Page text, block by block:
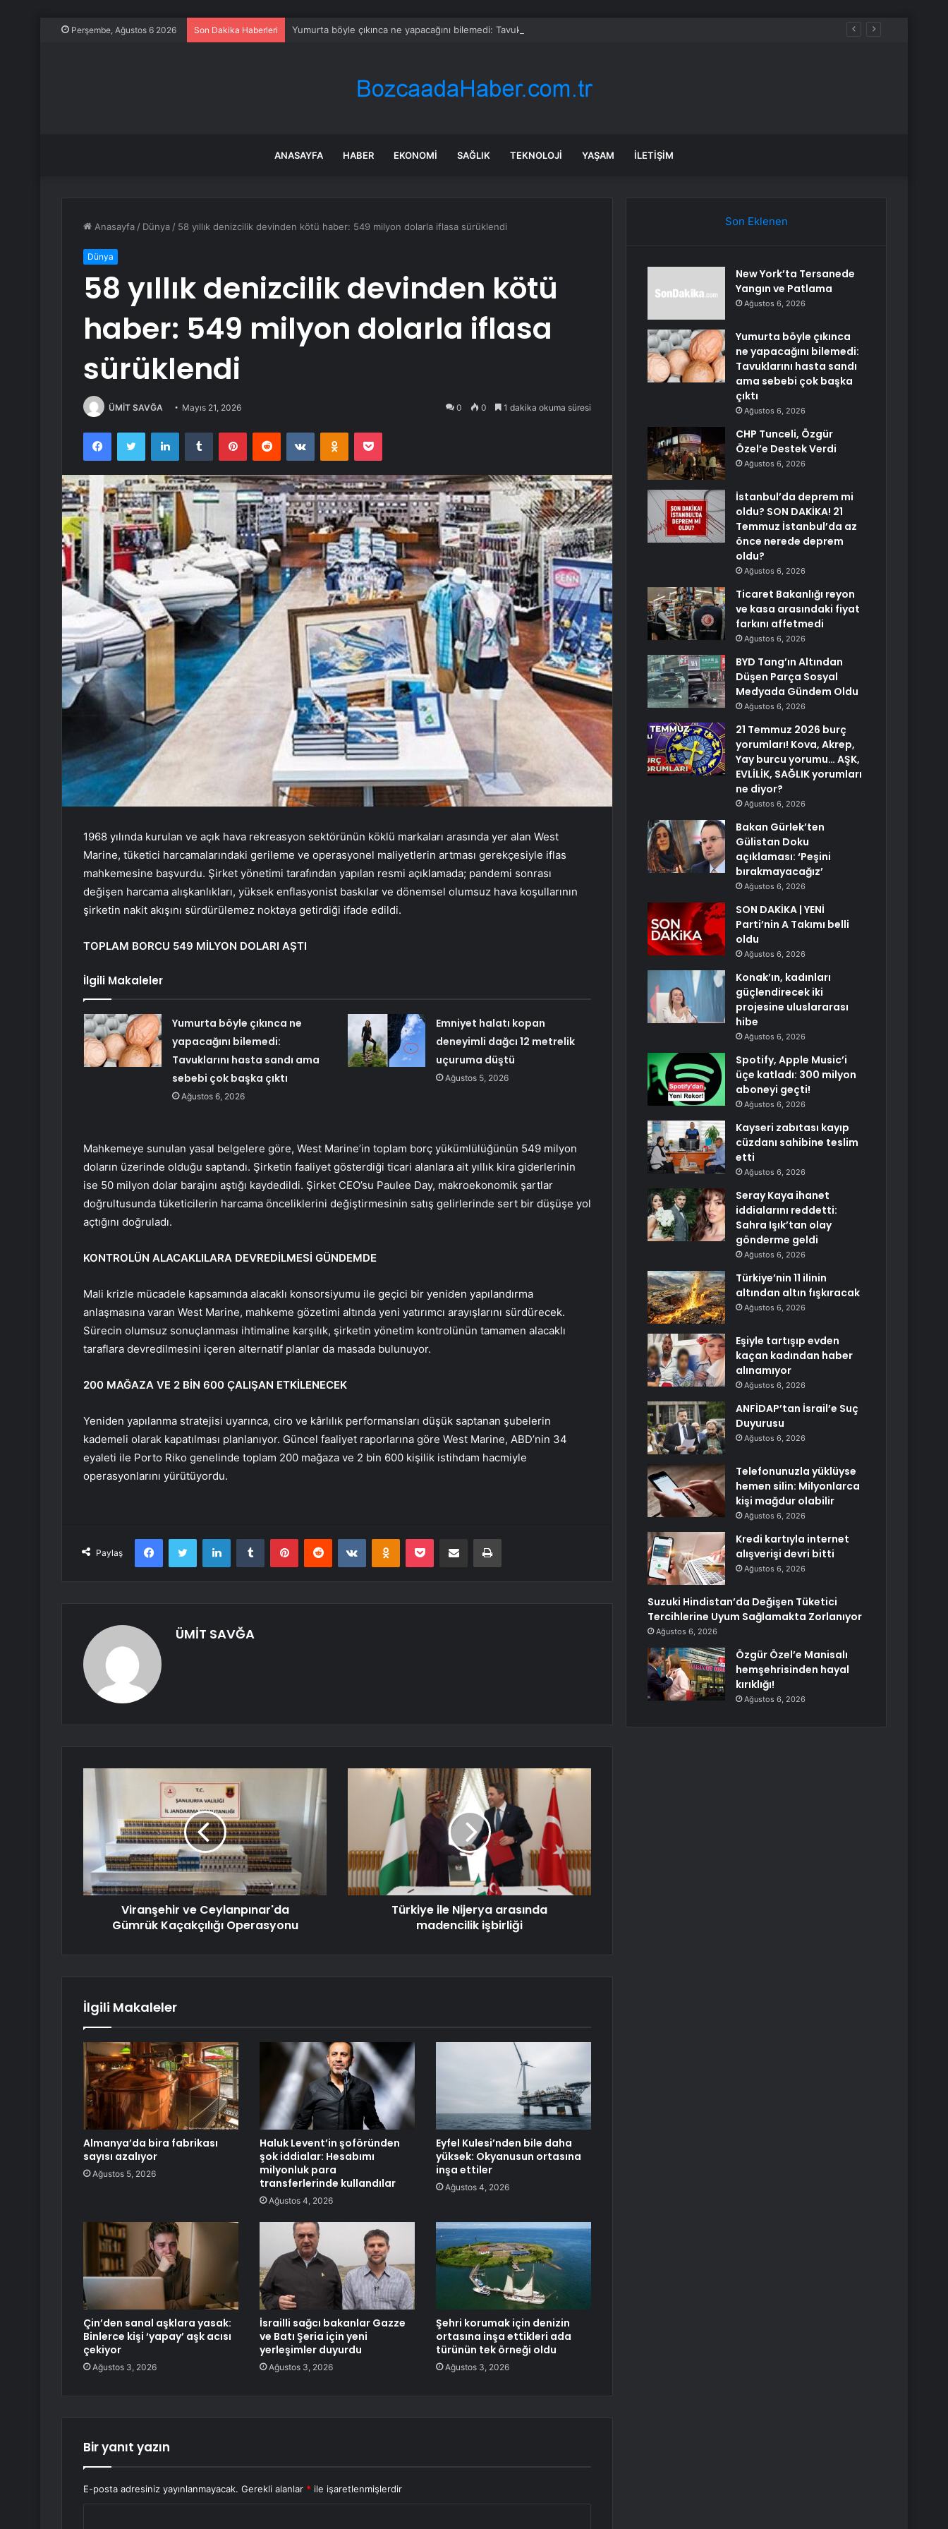
Perşembe, Ağustos 6 2026 Son Dakika Haberleri Yumurta böyle çıkınca ne yapacağını bilemedi: Tavuklarını hasta sandı ama sebebi çok başka çıktı
ANASAYFA HABER EKONOMI SAĞLIK TEKNOLOJI YAŞAM İLETIŞIM
Anasayfa / Dünya / 58 yıllık denizcilik devinden kötü haber: 549 milyon dolarla iflasa sürüklendi
Dünya
58 yıllık denizcilik devinden kötü
haber: 549 milyon dolarla iflasa
sürüklendi
ÜMİT SAVĞA Mayıs 21, 2026 0 0 1 dakika okuma süresi
FacebookTwitter LinkedInTumblr PinterestReddit VKontakteOdnoklassniki
Pocket
1968 yılında kurulan ve açık hava rekreasyon sektörünün köklü markaları arasında yer alan West
Marine, tüketici harcamalarındaki gerileme ve operasyonel maliyetlerin artması gerekçesiyle iflas
mahkemesine başvurdu. Şirket yönetimi tarafından yapılan resmi açıklamada; pandemi sonrası
değişen harcama alışkanlıkları, yüksek enflasyonist baskılar ve dönemsel olumsuz hava koşullarının
şirketin nakit akışını sürdürülemez noktaya getirdiği ifade edildi.
TOPLAM BORCU 549 MİLYON DOLARI AŞTI
İlgili Makaleler
Yumurta böyle çıkınca ne
yapacağını bilemedi:
Tavuklarını hasta sandı ama
sebebi çok başka çıktı
Ağustos 6, 2026
Emniyet halatı kopan
deneyimli dağcı 12 metrelik
uçuruma düştü
Ağustos 5, 2026
Mahkemeye sunulan yasal belgelere göre, West Marine’in toplam borç yükümlülüğünün 549 milyon
doların üzerinde olduğu saptandı. Şirketin faaliyet gösterdiği ticari alanlara ait yıllık kira giderlerinin
ise 50 milyon dolar barajını aştığı kaydedildi. Şirket CEO’su Paulee Day, makroekonomik şartlar
doğrultusunda tüketicilerin harcama önceliklerini değiştirmesinin satış gelirlerinde sert bir düşüşe yol
açtığını doğruladı.
KONTROLÜN ALACAKLILARA DEVREDİLMESİ GÜNDEMDE
Mali krizle mücadele kapsamında alacaklı konsorsiyumu ile geçici bir yeniden yapılandırma
anlaşmasına varan West Marine, mahkeme gözetimi altında yeni yatırımcı arayışlarını sürdürecek.
Sürecin olumsuz sonuçlanması ihtimaline karşılık, şirketin yönetim kontrolünün tamamen alacaklı
taraflara devredilmesini içeren alternatif planlar da masada bulunuyor.
200 MAĞAZA VE 2 BİN 600 ÇALIŞAN ETKİLENECEK
Yeniden yapılanma stratejisi uyarınca, ciro ve kârlılık performansları düşük saptanan şubelerin
kademeli olarak kapatılması planlanıyor. Güncel faaliyet raporlarına göre West Marine, ABD’nin 34
eyaleti ile Porto Riko genelinde toplam 200 mağaza ve 2 bin 600 kişilik istihdam hacmiyle
operasyonlarını yürütüyordu.
Paylaş
FacebookTwitter LinkedInTumblr PinterestReddit VKontakteOdnoklassniki
Pocket E-Posta ile paylaş Yazdır
ÜMİT SAVĞA
Viranşehir ve Ceylanpınar'da
Gümrük Kaçakçılığı Operasyonu
Türkiye ile Nijerya arasında
madencilik işbirliği
İlgili Makaleler
Almanya’da bira fabrikası
sayısı azalıyor
Ağustos 5, 2026
Haluk Levent’in şoföründen
şok iddialar: Hesabımı
milyonluk para
transferlerinde kullandılar
Ağustos 4, 2026
Eyfel Kulesi’nden bile daha
yüksek: Okyanusun ortasına
inşa ettiler
Ağustos 4, 2026
Çin’den sanal aşklara yasak:
Binlerce kişi ‘yapay’ aşk acısı
çekiyor
Ağustos 3, 2026
İsrailli sağcı bakanlar Gazze
ve Batı Şeria için yeni
yerleşimler duyurdu
Ağustos 3, 2026
Şehri korumak için denizin
ortasına inşa ettikleri ada
türünün tek örneği oldu
Ağustos 3, 2026
Bir yanıt yazın
E-posta adresiniz yayınlanmayacak. Gerekli alanlar * ile işaretlenmişlerdir
Son Eklenen
New York’ta Tersanede
Yangın ve Patlama
Ağustos 6, 2026
Yumurta böyle çıkınca
ne yapacağını bilemedi:
Tavuklarını hasta sandı
ama sebebi çok başka
çıktı
Ağustos 6, 2026
CHP Tunceli, Özgür
Özel’e Destek Verdi
Ağustos 6, 2026
İstanbul’da deprem mi
oldu? SON DAKİKA! 21
Temmuz İstanbul’da az
önce nerede deprem
oldu?
Ağustos 6, 2026
Ticaret Bakanlığı reyon
ve kasa arasındaki fiyat
farkını affetmedi
Ağustos 6, 2026
BYD Tang’ın Altından
Düşen Parça Sosyal
Medyada Gündem Oldu
Ağustos 6, 2026
21 Temmuz 2026 burç
yorumları! Kova, Akrep,
Yay burcu yorumu… AŞK,
EVLİLİK, SAĞLIK yorumları
ne diyor?
Ağustos 6, 2026
Bakan Gürlek’ten
Gülistan Doku
açıklaması: ‘Peşini
bırakmayacağız’
Ağustos 6, 2026
SON DAKİKA | YENİ
Parti’nin A Takımı belli
oldu
Ağustos 6, 2026
Konak’ın, kadınları
güçlendirecek iki
projesine uluslararası
hibe
Ağustos 6, 2026
Spotify, Apple Music’i
üçe katladı: 300 milyon
aboneyi geçti!
Ağustos 6, 2026
Kayseri zabıtası kayıp
cüzdanı sahibine teslim
etti
Ağustos 6, 2026
Seray Kaya ihanet
iddialarını reddetti:
Sahra Işık’tan olay
gönderme geldi
Ağustos 6, 2026
Türkiye’nin 11 ilinin
altından altın fışkıracak
Ağustos 6, 2026
Eşiyle tartışıp evden
kaçan kadından haber
alınamıyor
Ağustos 6, 2026
ANFİDAP’tan İsrail’e Suç
Duyurusu
Ağustos 6, 2026
Telefonunuzla yüklüyse
hemen silin: Milyonlarca
kişi mağdur olabilir
Ağustos 6, 2026
Kredi kartıyla internet
alışverişi devri bitti
Ağustos 6, 2026
Suzuki Hindistan’da Değişen Tüketici
Tercihlerine Uyum Sağlamakta Zorlanıyor
Ağustos 6, 2026
Özgür Özel’e Manisalı
hemşehrisinden hayal
kırıklığı!
Ağustos 6, 2026